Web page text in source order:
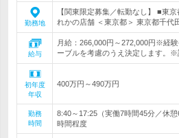
勤務地
【関東限定募集／転勤なし】 ■東
れかの店舗 ＜東京都＞ 東京都千代
給与
月給：266,000円～272,000円※経
ーブルを考慮のうえ決定します。※
初年度
年収
400万円～490万円
勤務
時間
8:40～17:25（実働7時間45分／休
時間程度